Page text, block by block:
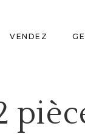
VENDEZ